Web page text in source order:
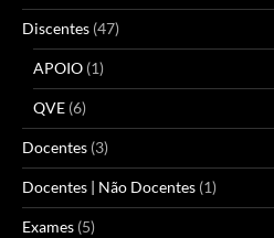
Discentes (47)
APOIO (1)
QVE (6)
Docentes (3)
Docentes | Não Docentes (1)
Exames (5)